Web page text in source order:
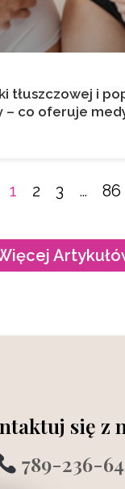
tłuszczowej i
– co oferuje
1 2 3 … 86
się z
789-236-